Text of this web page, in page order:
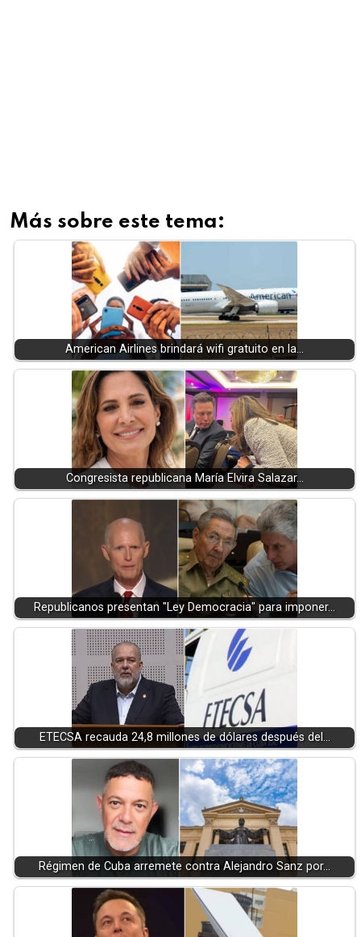
Más sobre este tema:
American Airlines brindará wifi gratuito en la…
Congresista republicana María Elvira Salazar…
Republicanos presentan "Ley Democracia" para imponer…
ETECSA recauda 24,8 millones de dólares después del…
Régimen de Cuba arremete contra Alejandro Sanz por…